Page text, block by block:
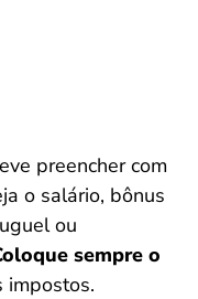
preencher com
o salário, bônus
ou
sempre o
impostos.